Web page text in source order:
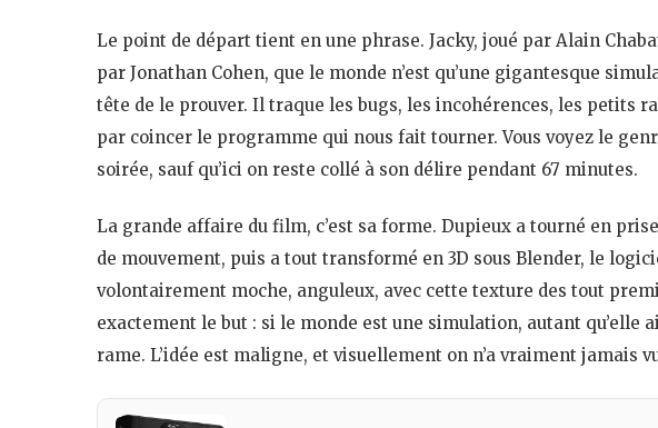
Le point de départ tient en une phrase. Jacky, joué par Alain
par Jonathan Cohen, que le monde n’est qu’une gigantesque
tête de le prouver. Il traque les bugs, les incohérences, les petits
par coincer le programme qui nous fait tourner. Vous voyez le
soirée, sauf qu’ici on reste collé à son délire pendant 67 minutes.
La grande affaire du film, c’est sa forme. Dupieux a tourné en
de mouvement, puis a tout transformé en 3D sous Blender, le
volontairement moche, anguleux, avec cette texture des tout
exactement le but : si le monde est une simulation, autant qu’elle
rame. L’idée est maligne, et visuellement on n’a vraiment jamais